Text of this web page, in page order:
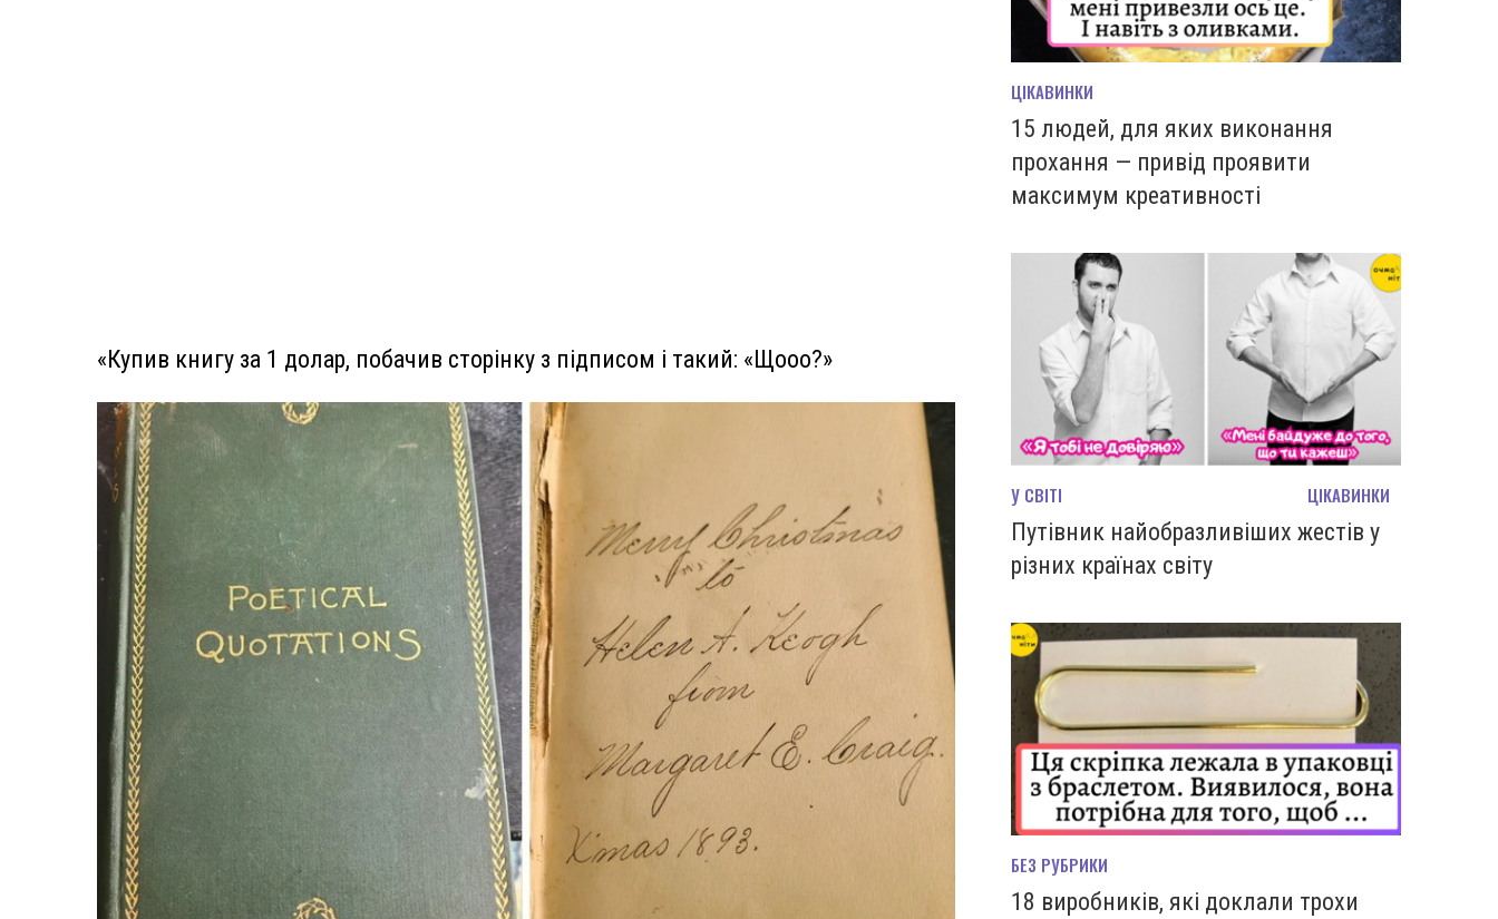
«Купив книгу за 1 долар, побачив сторінку з підписом і такий: «Щооо?»
ЦІКАВИНКИ
15 людей, для яких виконання
прохання — привід проявити
максимум креативності
У СВІТІ ЦІКАВИНКИ
Путівник найобразливіших жестів у
різних країнах світу
БЕЗ РУБРИКИ
18 виробників, які доклали трохи